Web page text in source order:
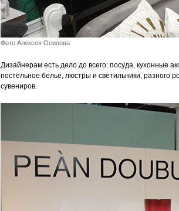
Фото Алексея Осипова
Дизайнерам есть дело до всего: посуда, кухонные
постельное белье, люстры и светильники, разного
сувениров.